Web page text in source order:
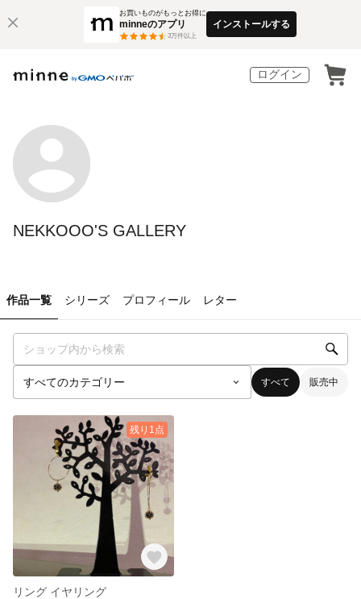
お買いものがもっとお得に
minneのアプリ
3万件以上
インストールする
ログイン
NEKKOOO'S GALLERY
作品一覧 シリーズ プロフィール レター
すべて 販売中
残り1点
リング イヤリング